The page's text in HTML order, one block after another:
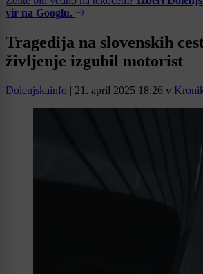
vir na Googlu.
Tragedija na slovenskih
življenje izgubil motorist
Dolenjskainfo | 21. april 2025 18:26 v